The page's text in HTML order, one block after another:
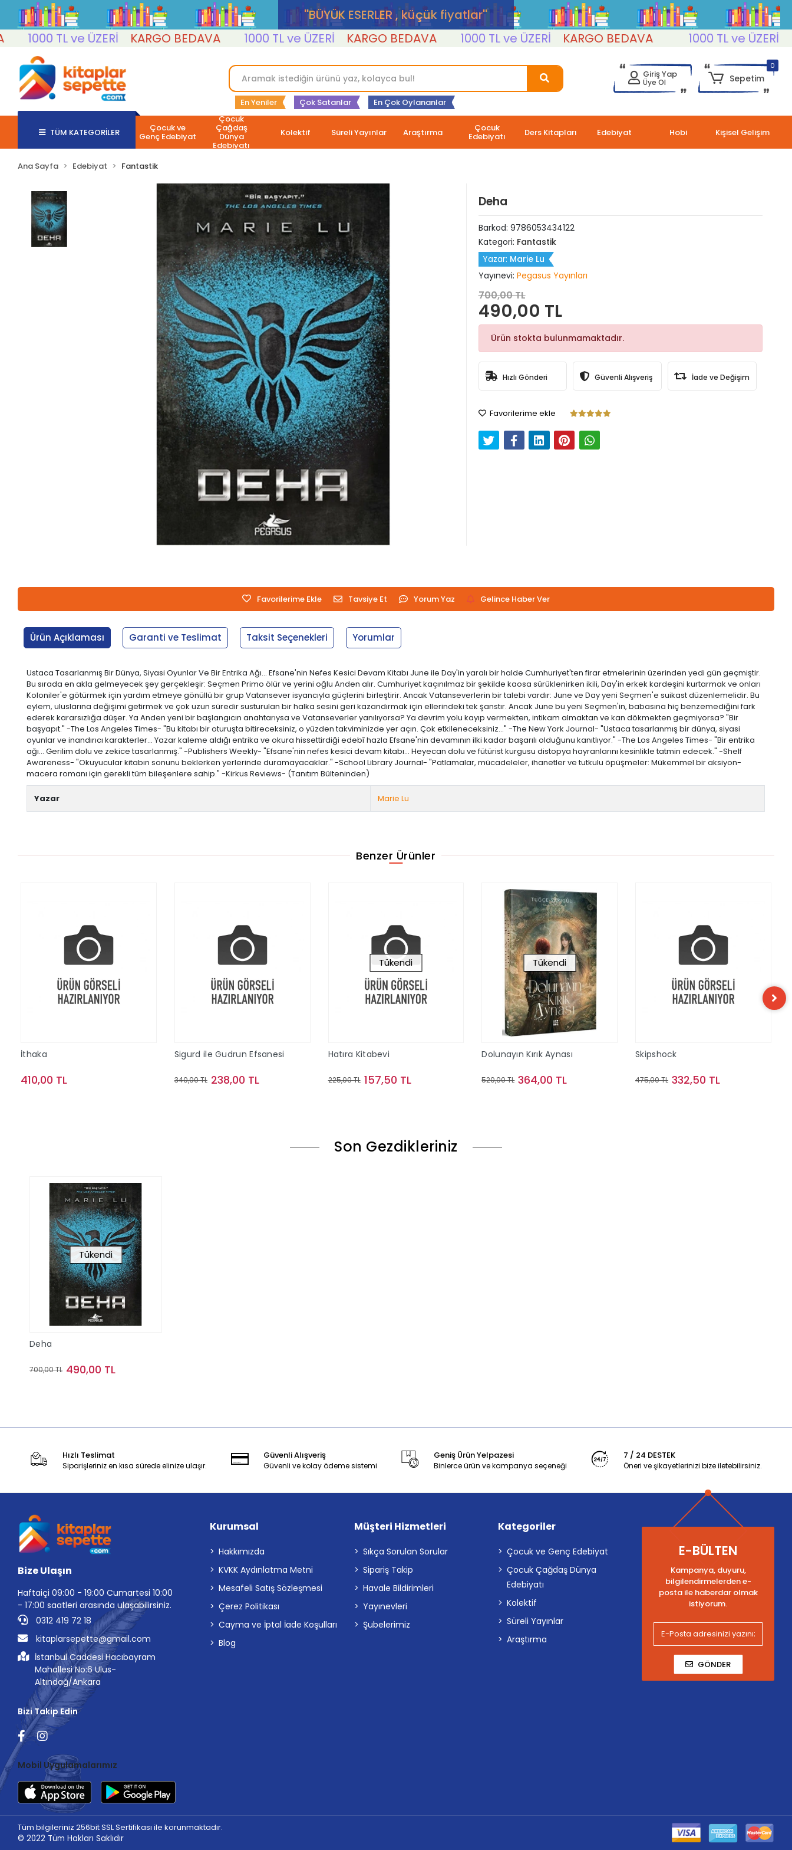
''BÜYÜK ESERLER , küçük fiyatlar''
1000 TL ve ÜZERİ
KARGO BEDAVA 1000 TL ve ÜZERİ KARGO BEDAVA 1000 TL ve ÜZERİ KARGO BEDAVA 1000 TL ve ÜZERİ
En Yeniler Çok Satanlar En Çok Oylananlar
Giriş Yap
Üye Ol
0
Sepetim
TÜM KATEGORİLER Çocuk ve
Genç Edebiyat
Çocuk
Çağdaş
Dünya
Edebiyatı
Kolektif Süreli Yayınlar Araştırma Çocuk
Edebiyatı Ders Kitapları Edebiyat Hobi Kişisel Gelişim
Ana Sayfa Edebiyat Fantastik
Deha
Barkod: 9786053434122
Kategori: Fantastik
Yazar: Marie Lu
Yayınevi: Pegasus Yayınları
700,00 TL
490,00 TL
Ürün stokta bulunmamaktadır.
Hızlı Gönderi Güvenli Alışveriş İade ve Değişim
Favorilerime ekle
Favorilerime Ekle Tavsiye Et Yorum Yaz Gelince Haber Ver
Ürün Açıklaması Garanti ve Teslimat Taksit Seçenekleri Yorumlar
Ustaca Tasarlanmış Bir Dünya, Siyasi Oyunlar Ve Bir Entrika Ağı… Efsane'nin Nefes Kesici Devam Kitabı June ile Day'in yaralı bir halde Cumhuriyet'ten firar etmelerinin üzerinden yedi gün geçmiştir.
Bu sırada en akla gelmeyecek şey gerçekleşir: Seçmen Primo ölür ve yerini oğlu Anden alır. Cumhuriyet kaçınılmaz bir şekilde kaosa sürüklenirken ikili, Day'in erkek kardeşini kurtarmak ve onları
Koloniler'e götürmek için yardım etmeye gönüllü bir grup Vatansever isyancıyla güçlerini birleştirir. Ancak Vatanseverlerin bir talebi vardır: June ve Day yeni Seçmen'e suikast düzenlemelidir. Bu
eylem, uluslarına değişimi getirmek ve çok uzun süredir susturulan bir halka sesini geri kazandırmak için ellerindeki tek şanstır. Ancak June bu yeni Seçmen'in, babasına hiç benzemediğini fark
ederek kararsızlığa düşer. Ya Anden yeni bir başlangıcın anahtarıysa ve Vatanseverler yanılıyorsa? Ya devrim yolu kayıp vermekten, intikam almaktan ve kan dökmekten geçmiyorsa? "Bir
başyapıt." -The Los Angeles Times- "Bu kitabı bir oturuşta bitireceksiniz, o yüzden takviminizde yer açın. Çok etkileneceksiniz…" -The New York Journal- "Ustaca tasarlanmış bir dünya, siyasi
oyunlar ve inandırıcı karakterler… Yazar kaleme aldığı entrika ve okura hissettirdiği edebî hazla Efsane'nin devamının ilki kadar başarılı olduğunu kanıtlıyor." -The Los Angeles Times- "Bir entrika
ağı… Gerilim dolu ve zekice tasarlanmış." -Publishers Weekly- "Efsane'nin nefes kesici devam kitabı... Heyecan dolu ve fütürist kurgusu distopya hayranlarını kesinlikle tatmin edecek." -Shelf
Awareness- "Okuyucular kitabın sonunu beklerken yerlerinde duramayacaklar." -School Library Journal- "Patlamalar, mücadeleler, ihanetler ve tutkulu öpüşmeler: Mükemmel bir aksiyon-
macera romanı için gerekli tüm bileşenlere sahip." -Kirkus Reviews- (Tanıtım Bülteninden)
Yazar Marie Lu
Benzer Ürünler
İthaka
410,00 TL
Sigurd ile Gudrun Efsanesi
340,00 TL 238,00 TL
Tükendi
Hatıra Kitabevi
225,00 TL 157,50 TL
Tükendi
Dolunayın Kırık Aynası
520,00 TL 364,00 TL
Skipshock
475,00 TL 332,50 TL
Son Gezdikleriniz
Tükendi
Deha
700,00 TL 490,00 TL
Hızlı Teslimat
Siparişleriniz en kısa sürede elinize ulaşır.
Güvenli Alışveriş
Güvenli ve kolay ödeme sistemi
Geniş Ürün Yelpazesi
Binlerce ürün ve kampanya seçeneği
7 / 24 DESTEK
Öneri ve şikayetlerinizi bize iletebilirsiniz.
Bize Ulaşın
Haftaiçi 09:00 - 19:00 Cumartesi 10:00
- 17:00 saatleri arasında ulaşabilirsiniz.
0312 419 72 18
kitaplarsepette@gmail.com
İstanbul Caddesi Hacıbayram
Mahallesi No:6 Ulus-
Altındağ/Ankara
Bizi Takip Edin
Mobil Uygulamalarımız
Kurumsal
Hakkımızda
KVKK Aydınlatma Metni
Mesafeli Satış Sözleşmesi
Çerez Politikası
Cayma ve İptal İade Koşulları
Blog
Müşteri Hizmetleri
Sıkça Sorulan Sorular
Sipariş Takip
Havale Bildirimleri
Yayınevleri
Şubelerimiz
Kategoriler
Çocuk ve Genç Edebiyat
Çocuk Çağdaş Dünya
Edebiyatı
Kolektif
Süreli Yayınlar
Araştırma
E-BÜLTEN
Kampanya, duyuru,
bilgilendirmelerden e-
posta ile haberdar olmak
istiyorum.
GÖNDER
Tüm bilgileriniz 256bit SSL Sertifikası ile korunmaktadır.
© 2022 Tüm Hakları Saklıdır